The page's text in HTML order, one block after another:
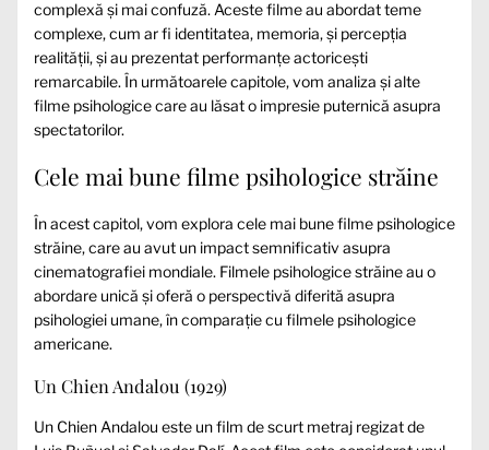
complexă și mai confuză. Aceste filme au abordat teme
complexe, cum ar fi identitatea, memoria, și percepția
realității, și au prezentat performanțe actoricești
remarcabile. În următoarele capitole, vom analiza și alte
filme psihologice care au lăsat o impresie puternică asupra
spectatorilor.
Cele mai bune filme psihologice străine
În acest capitol, vom explora cele mai bune filme psihologice
străine, care au avut un impact semnificativ asupra
cinematografiei mondiale. Filmele psihologice străine au o
abordare unică și oferă o perspectivă diferită asupra
psihologiei umane, în comparație cu filmele psihologice
americane.
Un Chien Andalou (1929)
Un Chien Andalou este un film de scurt metraj regizat de